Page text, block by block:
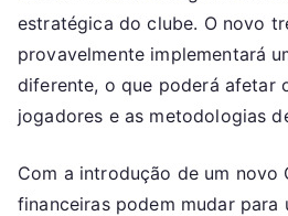
estratégica do clube. O novo
provavelmente implementará
diferente, o que poderá afetar
jogadores e as metodologias
Com a introdução de um novo
financeiras podem mudar para